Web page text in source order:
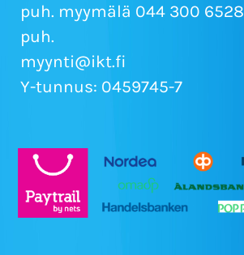
puh. myymälä 044 300 6528
puh.
myynti@ikt.fi
Y-tunnus: 0459745-7